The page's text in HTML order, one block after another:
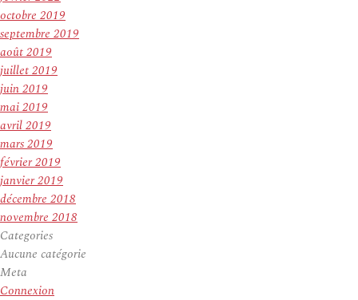
octobre 2019
septembre 2019
août 2019
juillet 2019
juin 2019
mai 2019
avril 2019
mars 2019
février 2019
janvier 2019
décembre 2018
novembre 2018
Categories
Aucune catégorie
Meta
Connexion